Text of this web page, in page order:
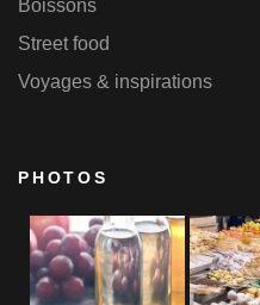
Boissons
Street food
Voyages & inspirations
PHOTOS